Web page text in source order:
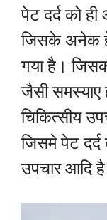
पेट दर्द को
जिसके अनेक
गया है।
जैसी समस्याए
चिकित्सीय
जिसमे पेट
उपचार आदि